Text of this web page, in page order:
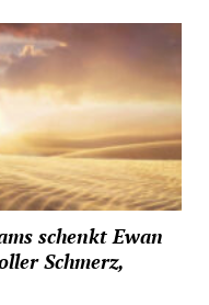
schenkt Ewan
Schmerz,